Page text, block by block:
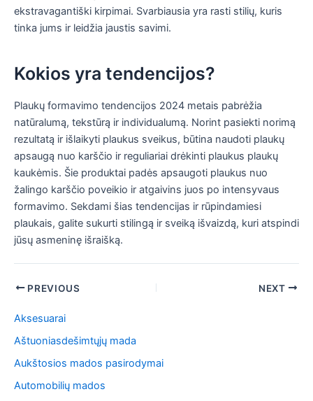
ekstravagantiški kirpimai. Svarbiausia yra rasti stilių, kuris
tinka jums ir leidžia jaustis savimi.
Kokios yra tendencijos?
Plaukų formavimo tendencijos 2024 metais pabrėžia
natūralumą, tekstūrą ir individualumą. Norint pasiekti norimą
rezultatą ir išlaikyti plaukus sveikus, būtina naudoti plaukų
apsaugą nuo karščio ir reguliariai drėkinti plaukus plaukų
kaukėmis. Šie produktai padės apsaugoti plaukus nuo
žalingo karščio poveikio ir atgaivins juos po intensyvaus
formavimo. Sekdami šias tendencijas ir rūpindamiesi
plaukais, galite sukurti stilingą ir sveiką išvaizdą, kuri atspindi
jūsų asmeninę išraišką.
PostPREVIOUS NEXT
Aksesuarai
Aštuoniasdešimtųjų mada
Aukštosios mados pasirodymai
Automobilių mados